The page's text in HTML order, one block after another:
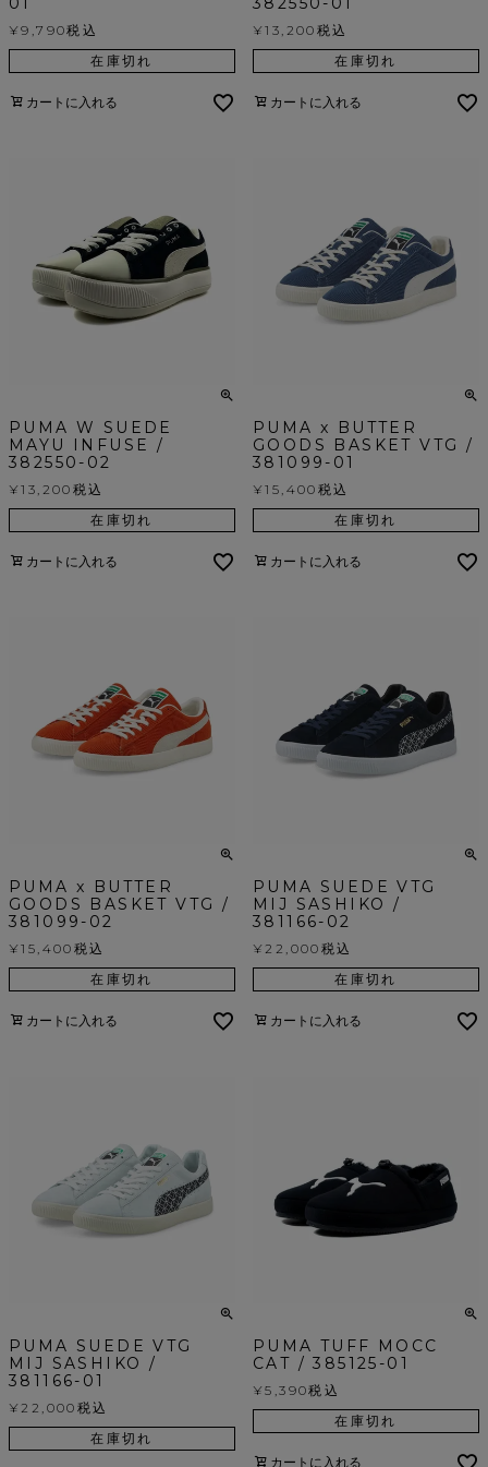
¥9,790税込
在庫切れ
カートに入れる
¥13,200 税込
在庫切れ
カートに入れる
PUMA W SUEDE
MAYU INFUSE /
382550-02
¥13,200 税込
在庫切れ
カートに入れる
PUMA x BUTTER
GOODS BASKET VTG /
381099-01
¥15,400 税込
在庫切れ
カートに入れる
PUMA x BUTTER
GOODS BASKET VTG /
381099-02
¥15,400 税込
在庫切れ
カートに入れる
PUMA SUEDE VTG
MIJ SASHIKO /
381166-02
¥ 22,000 税込
在庫切れ
カートに入れる
PUMA SUEDE VTG
MIJ SASHIKO /
381166-01
¥ 22,000 税込
在庫切れ
PUMA TUFF MOCC
CAT / 385125-01
¥5,390税込
在庫切れ
カートに入れる